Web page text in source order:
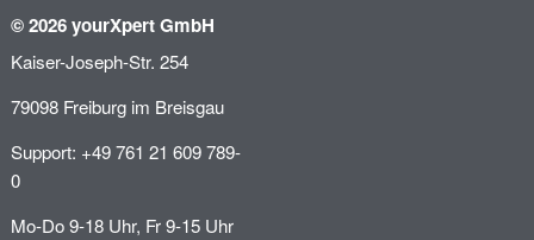
© 2026 yourXpert GmbH
Kaiser-Joseph-Str. 254
79098 Freiburg im Breisgau
Support: +49 761 21 609 789-
0
Mo-Do 9-18 Uhr, Fr 9-15 Uhr